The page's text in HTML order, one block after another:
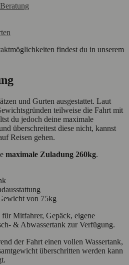
findest du in unserem
und Gurten ausgestattet. Laut
teilweise die Fahrt mit
du jedoch deine maximale
überschreitest diese nicht, kannst
Reisen gehen.
maximale Zuladung 260kg.
von 75kg
Mitfahrer, Gepäck, eigene
& Abwassertank zur Verfügung.
der Fahrt einen vollen Wassertank,
überschritten werden kann